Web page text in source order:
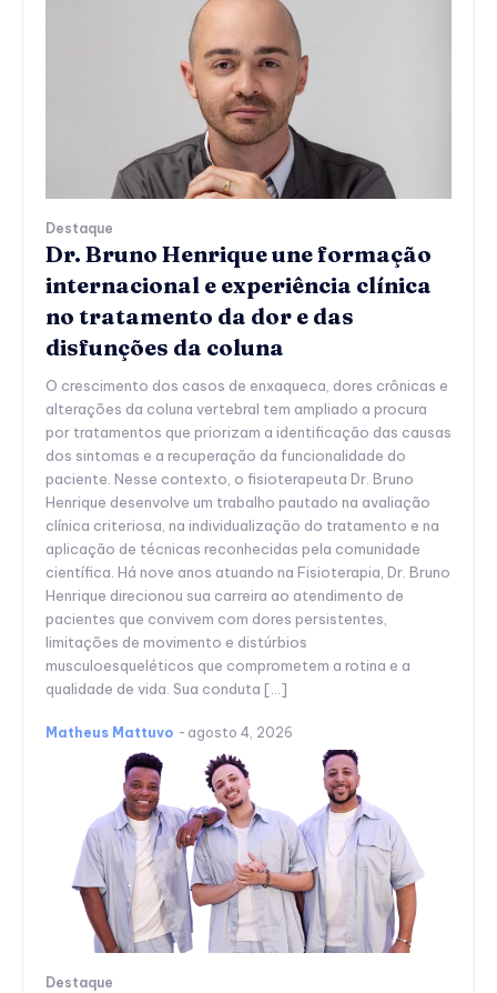
Destaque
Dr. Bruno Henrique une formação
internacional e experiência clínica
no tratamento da dor e das
disfunções da coluna
O crescimento dos casos de enxaqueca, dores crônicas e
alterações da coluna vertebral tem ampliado a procura
por tratamentos que priorizam a identificação das causas
dos sintomas e a recuperação da funcionalidade do
paciente. Nesse contexto, o fisioterapeuta Dr. Bruno
Henrique desenvolve um trabalho pautado na avaliação
clínica criteriosa, na individualização do tratamento e na
aplicação de técnicas reconhecidas pela comunidade
científica. Há nove anos atuando na Fisioterapia, Dr. Bruno
Henrique direcionou sua carreira ao atendimento de
pacientes que convivem com dores persistentes,
limitações de movimento e distúrbios
musculoesqueléticos que comprometem a rotina e a
qualidade de vida. Sua conduta […]
Matheus Mattuvo - agosto 4, 2026
Destaque